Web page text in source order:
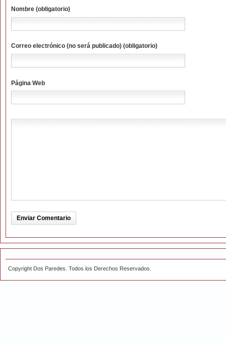
Nombre (obligatorio)
Correo electrónico (no será publicado) (obligatorio)
Página Web
Copyright Dos Paredes. Todos los Derechos Reservados.